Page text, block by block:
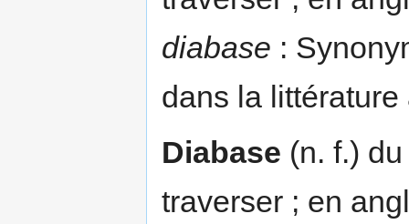
diabase :
dans la
Diabase (n. f.)
traverser ; en